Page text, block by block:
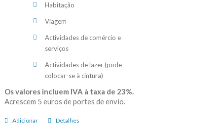
Habitação
Viagem
Actividades de comércio e
serviços
Actividades de lazer (pode
colocar-se à cintura)
Os valores incluem IVA à taxa de 23%.
Acrescem 5 euros de portes de envio.
Adicionar Detalhes